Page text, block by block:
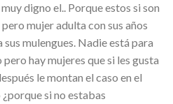
digno el.. Porque estos si son
mujer adulta con sus años
sus mulengues. Nadie está para
hay mujeres que si les gusta
le montan el caso en el
si no estabas